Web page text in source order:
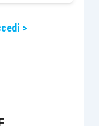
che la prima
per
in data
>